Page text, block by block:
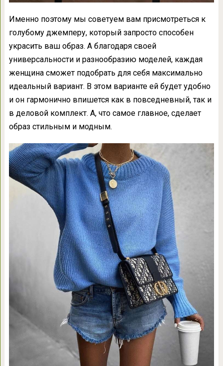
Именно поэтому мы советуем вам присмотреться к
голубому джемперу, который запросто способен
украсить ваш образ. А благодаря своей
универсальности и разнообразию моделей, каждая
женщина сможет подобрать для себя максимально
идеальный вариант. В этом варианте ей будет удобно
и он гармонично впишется как в повседневный, так и
в деловой комплект. А, что самое главное, сделает
образ стильным и модным.